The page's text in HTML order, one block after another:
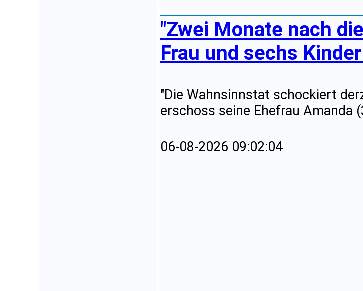
"Zwei Monate nach
Frau und sechs
"Die Wahnsinnstat schockiert
erschoss seine Ehefrau Amanda
06-08-2026 09:02:04